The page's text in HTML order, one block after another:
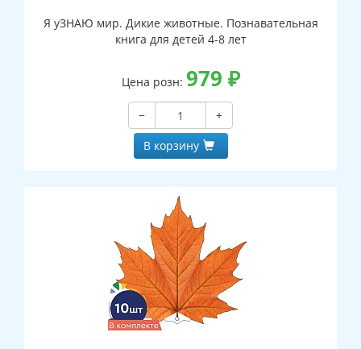
Я уЗНАЮ мир. Дикие животные. Познавательная
книга для детей 4-8 лет
Цена розн: 979 ₽
−
+
В корзину